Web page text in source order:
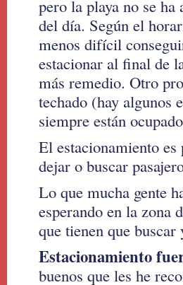
pero la playa no se
del día. Según el
menos difícil
estacionar al final de
más remedio. Otro
techado (hay algunos
siempre están
El estacionamiento
dejar o buscar
Lo que mucha gente
esperando en la zona
que tienen que
Estacionamiento
buenos que les he